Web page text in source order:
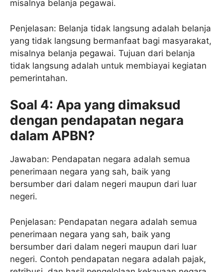
misalnya belanja pegawai.
Penjelasan: Belanja tidak langsung adalah belanja
yang tidak langsung bermanfaat bagi masyarakat,
misalnya belanja pegawai. Tujuan dari belanja
tidak langsung adalah untuk membiayai kegiatan
pemerintahan.
Soal 4: Apa yang dimaksud
dengan pendapatan negara
dalam APBN?
Jawaban: Pendapatan negara adalah semua
penerimaan negara yang sah, baik yang
bersumber dari dalam negeri maupun dari luar
negeri.
Penjelasan: Pendapatan negara adalah semua
penerimaan negara yang sah, baik yang
bersumber dari dalam negeri maupun dari luar
negeri. Contoh pendapatan negara adalah pajak,